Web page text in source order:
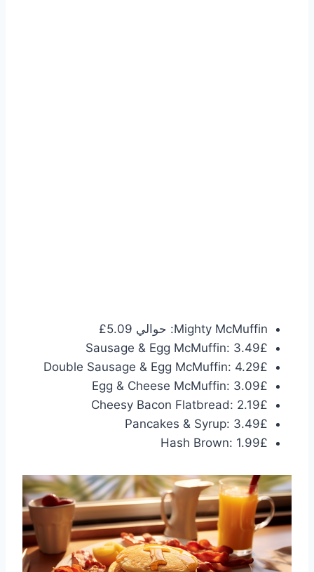
Mighty McMuffin: حوالي 5.09£
Sausage & Egg McMuffin: 3.49£
Double Sausage & Egg McMuffin: 4.29£
Egg & Cheese McMuffin: 3.09£
Cheesy Bacon Flatbread: 2.19£
Pancakes & Syrup: 3.49£
Hash Brown: 1.99£